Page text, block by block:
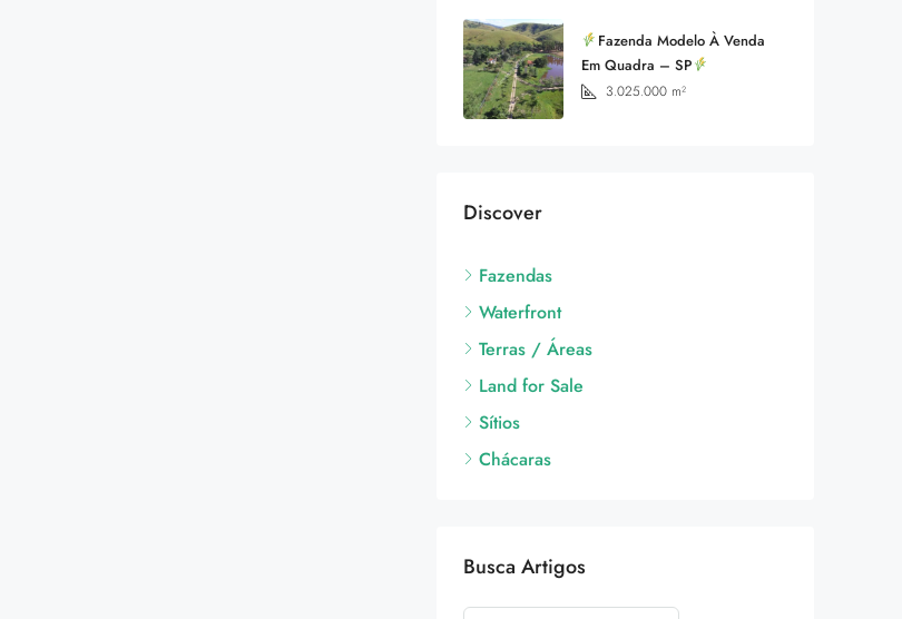
Fazenda Modelo À Venda
Em Quadra – SP
3.025.000 m²
Discover
Fazendas
Waterfront
Terras / Áreas
Land for Sale
Sítios
Chácaras
Busca Artigos